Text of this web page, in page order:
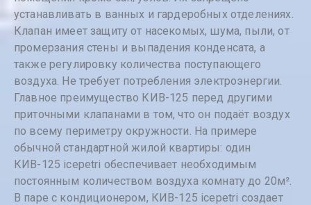
устанавливать в ванных и гардеробных отделениях.
Клапан имеет защиту от насекомых, шума, пыли, от
промерзания стены и выпадения конденсата, а
также регулировку количества поступающего
воздуха. Не требует потребления электроэнергии.
Главное преимущество КИВ-125 перед другими
приточными клапанами в том, что он подаёт воздух
по всему периметру окружности. На примере
обычной стандартной жилой квартиры: один
КИВ-125 icepetri обеспечивает необходимым
постоянным количеством воздуха комнату до 20м².
В паре с кондиционером, КИВ-125 icepetri создает